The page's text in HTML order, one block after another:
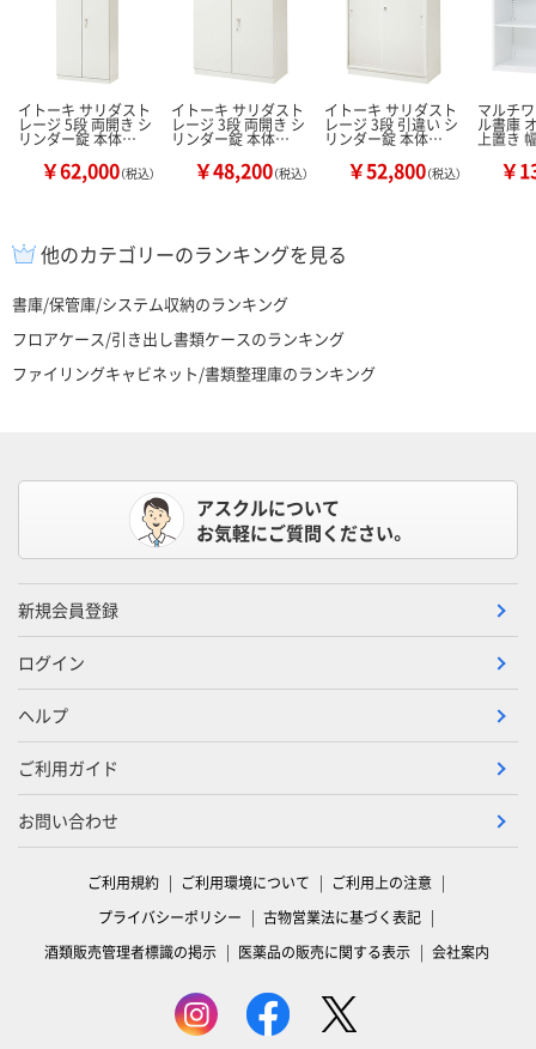
イトーキ サリダスト
レージ 5段 両開き シ
リンダー錠 本体…
￥62,000（税込）
イトーキ サリダスト
レージ 3段 両開き シ
リンダー錠 本体…
￥48,200（税込）
イトーキ サリダスト
レージ 3段 引違い シ
リンダー錠 本体…
￥52,800（税込）
マルチ
ル書庫
上置き
￥
他のカテゴリーのランキングを見る
書庫/保管庫/システム収納のランキング
フロアケース/引き出し書類ケースのランキング
ファイリングキャビネット/書類整理庫のランキング
アスクルについて
お気軽にご質問ください。
新規会員登録
ログイン
ヘルプ
ご利用ガイド
お問い合わせ
ご利用規約 ご利用環境について
ご利用上の注意
プライバシーポリシー
古物営業法に基づく表記
酒類販売管理者標識の掲示
医薬品の販売に関する表示 会社案内